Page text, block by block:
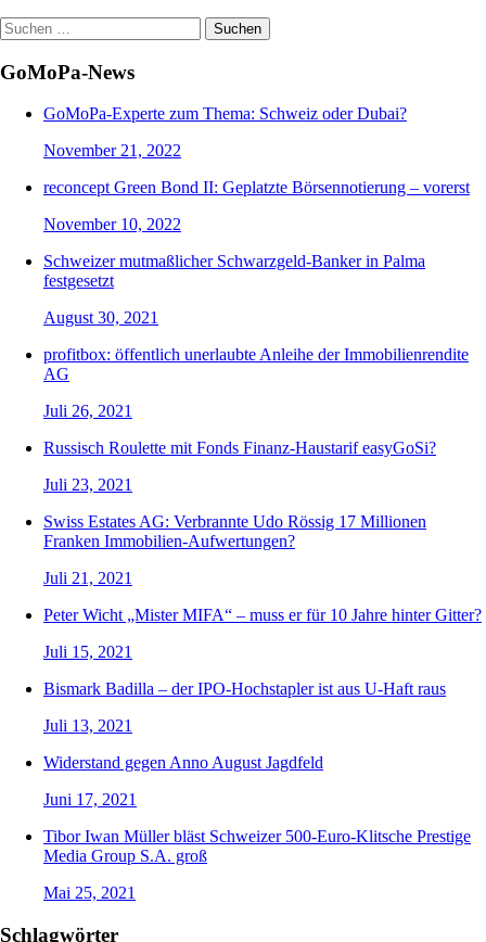
Suchen
nach:
GoMoPa-News
GoMoPa-Experte zum Thema: Schweiz oder Dubai?
November 21, 2022
reconcept Green Bond II: Geplatzte Börsennotierung – vorerst
November 10, 2022
Schweizer mutmaßlicher Schwarzgeld-Banker in Palma
festgesetzt
August 30, 2021
profitbox: öffentlich unerlaubte Anleihe der Immobilienrendite
AG
Juli 26, 2021
Russisch Roulette mit Fonds Finanz-Haustarif easyGoSi?
Juli 23, 2021
Swiss Estates AG: Verbrannte Udo Rössig 17 Millionen
Franken Immobilien-Aufwertungen?
Juli 21, 2021
Peter Wicht „Mister MIFA“ – muss er für 10 Jahre hinter Gitter?
Juli 15, 2021
Bismark Badilla – der IPO-Hochstapler ist aus U-Haft raus
Juli 13, 2021
Widerstand gegen Anno August Jagdfeld
Juni 17, 2021
Tibor Iwan Müller bläst Schweizer 500-Euro-Klitsche Prestige
Media Group S.A. groß
Mai 25, 2021
Schlagwörter